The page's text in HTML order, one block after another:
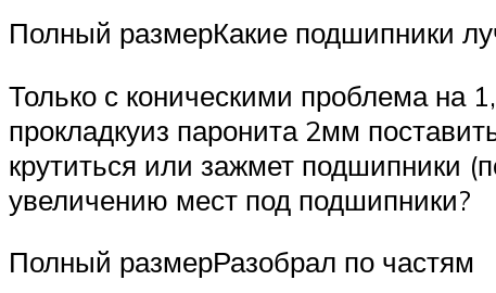
Полный размерКакие подшипники
Только с коническими проблема
прокладкуиз паронита 2мм
крутиться или зажмет подшипники
увеличению мест под подшипники?
Полный размерРазобрал по частям